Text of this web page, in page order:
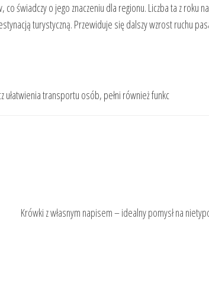
świadczy o jego znaczeniu dla regionu. Liczba ta z roku
turystyczną. Przewiduje się dalszy wzrost ruchu
ułatwienia transportu osób, pełni również funkc
Krówki z własnym napisem – idealny pomysł na